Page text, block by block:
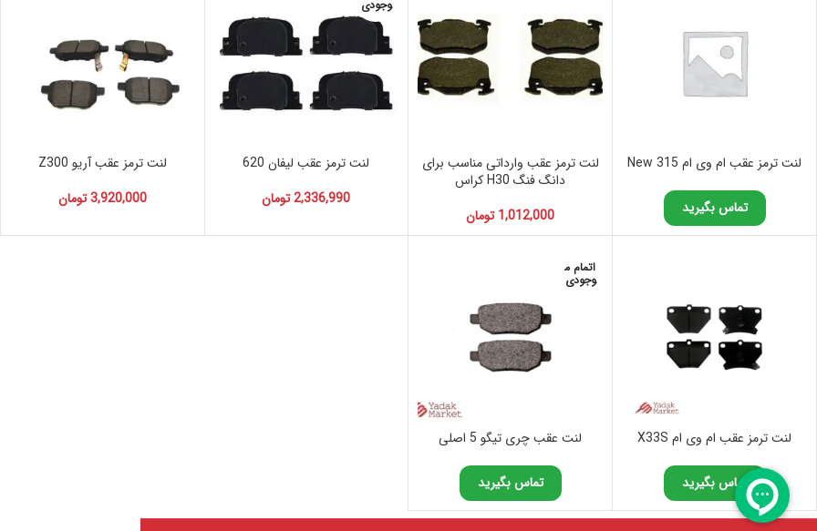
لنت ترمز عقب ام وی ام 315 New
تماس بگیرید
لنت ترمز عقب وارداتی مناسب برای
دانگ فنگ H30 کراس
1,012,000 تومان
وجودی
لنت ترمز عقب لیفان 620
2,336,990تومان
لنت ترمز عقب آریو Z300
3,920,000 تومان
لنت ترمز عقب ام وی ام X33S
تماس بگیرید
اتمام م
وجودی
لنت عقب چری تیگو 5 اصلی
تماس بگیرید